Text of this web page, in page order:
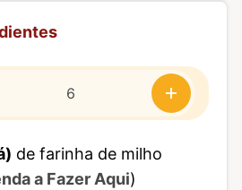
de farinha de milho
a Fazer Aqui)